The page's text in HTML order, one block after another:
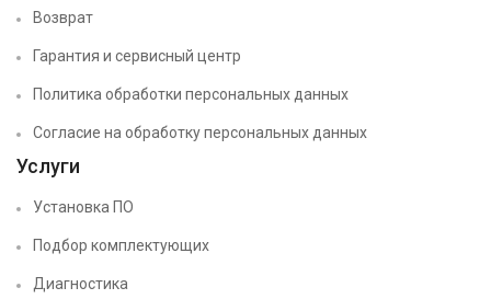
Возврат
Гарантия и сервисный центр
Политика обработки персональных данных
Согласие на обработку персональных данных
Услуги
Установка ПО
Подбор комплектующих
Диагностика